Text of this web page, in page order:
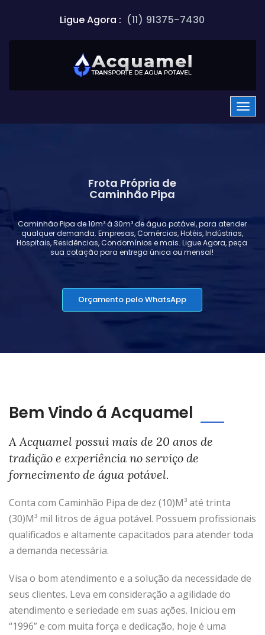
Ligue Agora : (11) 91375-7430
Frota Própria de
Caminhão Pipa
Caminhão Pipa de 10m³ á 30m³ de água potável, para atender
qualquer demanda. Empresas, Comércios, Hotéis, Indústrias,
Hospitais, Residências, Condomínios e mais. Ligue Agora, peça
sua cotação para entrega única ou mensal!
Orçamento pelo WhatsApp
Bem Vindo á Acquamel
A Acquamel possui mais de 20 anos de
tradição e experiência no serviço de
fornecimento de água potável.
Conta com Caminhão Pipa de dez (10)M³ até trinta
(30)M³ mil litros de água potável. Possuem profissionais
qualificados e altamente capacitados para atender toda
a demanda necessária.
Visa o bom atendimento e a solução da necessidade de
seus clientes. Leva em consideração a agilidade do
atendimento e seriedade em suas ações. Iniciou em
“1996” e com muita força e dedicação, hoje é uma